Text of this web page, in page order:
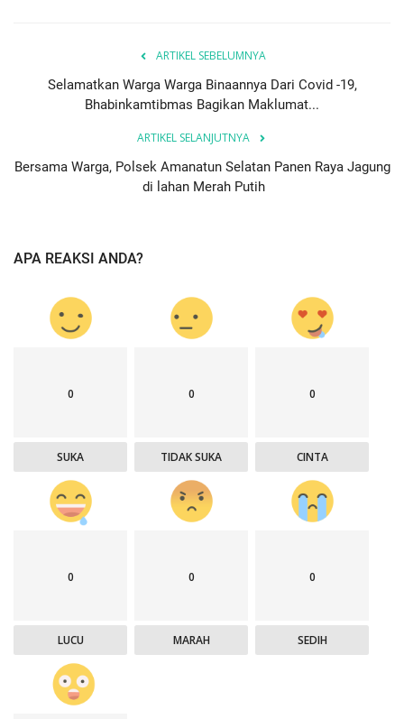
ARTIKEL SEBELUMNYA
Selamatkan Warga Warga Binaannya Dari Covid -19,
Bhabinkamtibmas Bagikan Maklumat...
ARTIKEL SELANJUTNYA
Bersama Warga, Polsek Amanatun Selatan Panen Raya Jagung
di lahan Merah Putih
APA REAKSI ANDA?
0
SUKA
0
TIDAK SUKA
0
CINTA
0
LUCU
0
MARAH
0
SEDIH